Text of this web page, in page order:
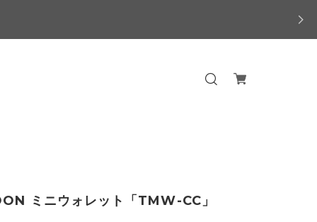
ミニウォレット「TMW-CC」